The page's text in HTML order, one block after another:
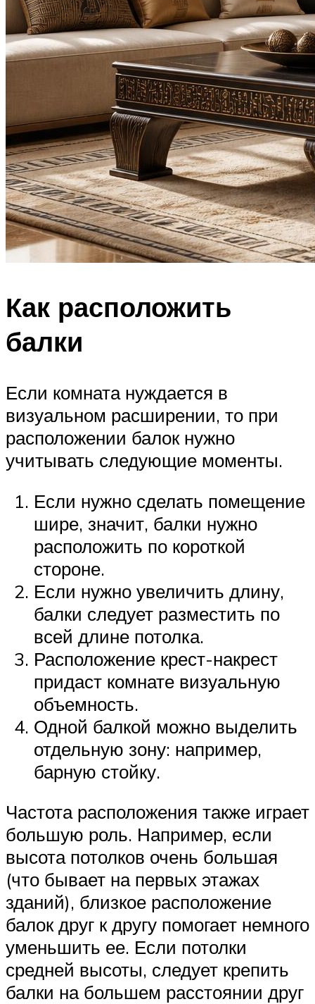
Как расположить
балки
Если комната нуждается в
визуальном расширении, то при
расположении балок нужно
учитывать следующие моменты.
Если нужно сделать помещение
шире, значит, балки нужно
расположить по короткой
стороне.
Если нужно увеличить длину,
балки следует разместить по
всей длине потолка.
Расположение крест-накрест
придаст комнате визуальную
объемность.
Одной балкой можно выделить
отдельную зону: например,
барную стойку.
Частота расположения также играет
большую роль. Например, если
высота потолков очень большая
(что бывает на первых этажах
зданий), близкое расположение
балок друг к другу помогает немного
уменьшить ее. Если потолки
средней высоты, следует крепить
балки на большем расстоянии друг